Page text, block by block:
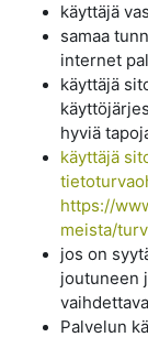
käyttäjä
samaa
internet
käyttäjä
hyviä
käyttäjä
https://
meista/
jos on
joutuneen
Palvelun